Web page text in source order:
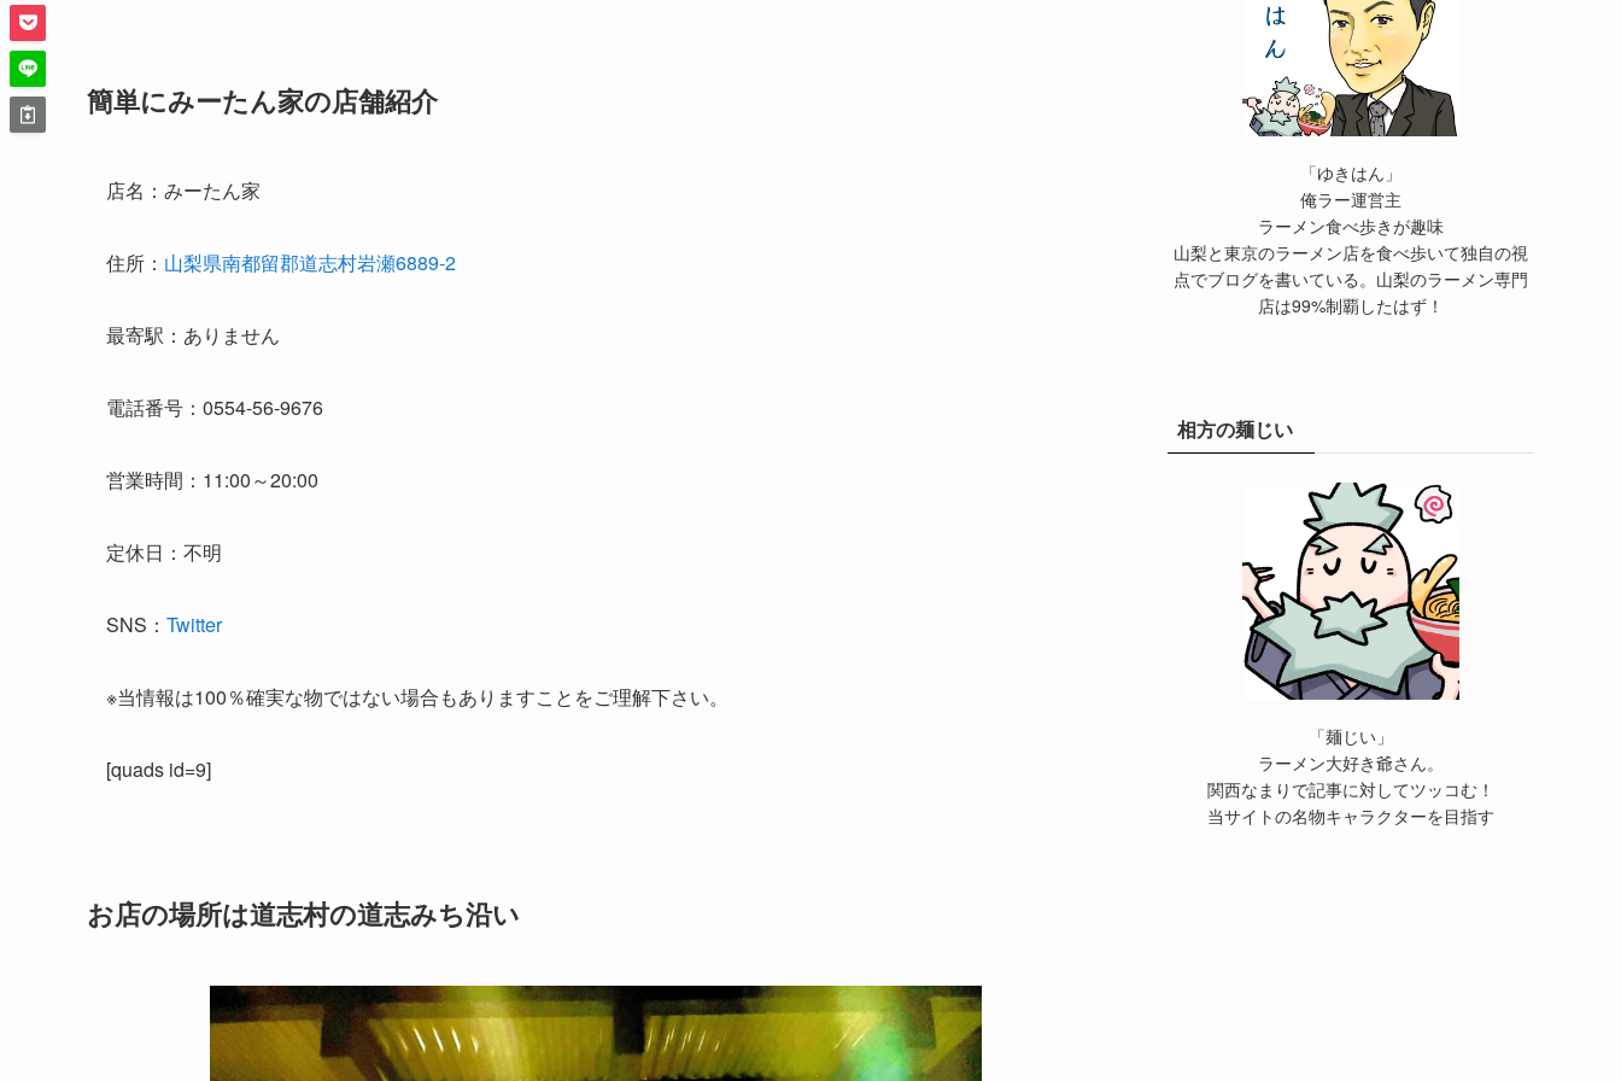
簡単にみーたん家の店舗紹介
店名：みーたん家
住所： 山梨県南都留郡道志村岩瀬6889-2
最寄駅：ありません
電話番号：0554-56-9676
営業時間：11:00～20:00
定休日：不明
SNS： Twitter
※当情報は100％確実な物ではない場合もありますことをご理解下さい。
[quads id=9]
お店の場所は道志村の道志みち沿い
「ゆきはん」
俺ラー運営主
ラーメン食べ歩きが趣味
山梨と東京のラーメン店を食べ歩いて独自の視
点でブログを書いている。山梨のラーメン専門
店は99%制覇したはず！
相方の麺じい
「麺じい」
ラーメン大好き爺さん。
関西なまりで記事に対してツッコむ！
当サイトの名物キャラクターを目指す